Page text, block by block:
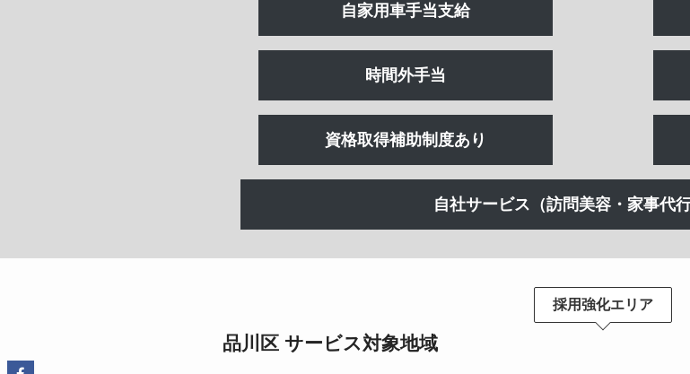
自家用車手当支給
時間外手当
資格取得補助制度あり
自社サービス（訪問美容・家事代
採用強化エリア
品川区 サービス対象地域